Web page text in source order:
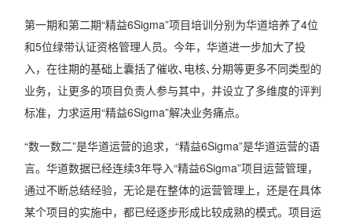
第一期和第二期“精益6Sigma”项目培训分别为华道培养了4位
和5位绿带认证资格管理人员。今年，华道进一步加大了投
入，在往期的基础上囊括了催收､电核､分期等更多不同类型的
业务，让更多的项目负责人参与其中，并设立了多维度的评判
标准，力求运用“精益6Sigma”解决业务痛点。
“数一数二”是华道运营的追求，“精益6Sigma”是华道运营的语
言。华道数据已经连续3年导入“精益6Sigma”项目运营管理，
通过不断总结经验，无论是在整体的运营管理上，还是在具体
某个项目的实施中，都已经逐步形成比较成熟的模式。项目运